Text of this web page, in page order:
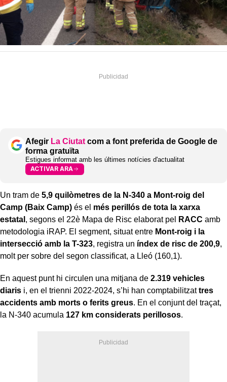
Afegir La Ciutat com a font preferida de Google de
forma gratuïta
Estigues informat amb les últimes notícies d'actualitat
ACTIVAR ARA
Un tram de 5,9 quilòmetres de la N-340 a Mont-roig del
Camp (Baix Camp) és el més perillós de tota la xarxa
estatal , segons el 22è Mapa de Risc elaborat pel RACC amb
metodologia iRAP. El segment, situat entre Mont-roig i la
intersecció amb la T-323, registra un índex de risc de 200,9,
molt per sobre del segon classificat, a Lleó (160,1).
En aquest punt hi circulen una mitjana de 2.319 vehicles
diaris i, en el trienni 2022-2024, s’hi han comptabilitzattres
accidents amb morts o ferits greus. En el conjunt del traçat,
la N-340 acumula 127 km considerats perillosos.